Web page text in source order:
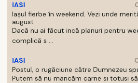
IASI
Iașul fierbe în weekend. Vezi unde
august
Dacă nu ai făcut incă planuri pentru
complică s ...
IASI
Postul, o rugăciune către Dumnezeu
Putem să nu mancăm carne si totusi